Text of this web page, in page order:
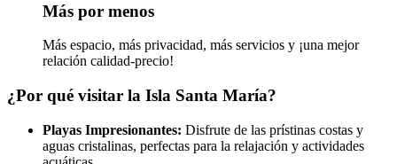
Más por menos
Más espacio, más privacidad, más servicios y ¡una mejor
relación calidad-precio!
¿Por qué visitar la Isla Santa María?
Playas Impresionantes: Disfrute de las prístinas costas y
aguas cristalinas, perfectas para la relajación y actividades